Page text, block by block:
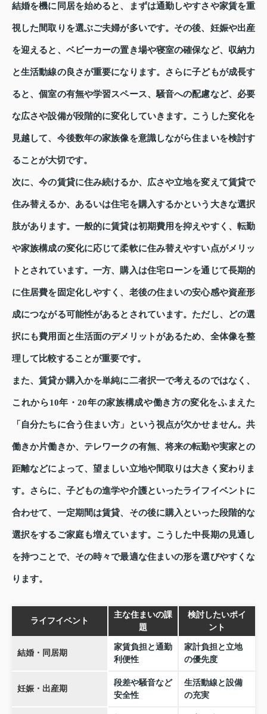
結婚を機に同居を始めると、まずは通勤しやすさや家賃を重
視した間取りを選ぶご夫婦が多いです。その後、妊娠や出産
を迎えると、ベビーカーの置き場や寝室の確保など、収納力
と生活動線の良さが重要になります。さらに子どもが成長す
ると、個室の有無や学習スペース、騒音への配慮など、必要
な広さや設備が段階的に変化していきます。こうした変化を
見越して、今後数年の家族像を意識しながら住まいを検討す
ることが大切です。
次に、今の賃貸に住み続けるか、広さや立地を変えて賃貸で
住み替えるか、あるいは住宅を購入するかという大きな選択
肢があります。一般的に賃貸は初期費用を抑えやすく、転勤
や家族構成の変化に応じて柔軟に住み替えやすい点がメリッ
トとされています。一方、購入は住宅ローンを通じて長期的
に住居費を固定化しやすく、老後の住まいの安心感や資産形
成につながる可能性があるとされています。ただし、どの選
択にも費用面と生活面のデメリットがあるため、全体像を整
理して比較することが重要です。
また、賃貸か購入かを単純に二者択一で考えるのではなく、
これから10年・20年の家族構成や働き方の変化をふまえた
「自分たちに合う住まい方」という視点が欠かせません。共
働きか片働きか、テレワークの有無、将来の転勤や実家との
距離などによって、望ましい立地や間取りは大きく変わりま
す。さらに、子どもの進学や介護といったライフイベントに
合わせて、一定期間は賃貸、その後に購入といった段階的な
選択をするご家庭も増えています。こうした中長期の見通し
を持つことで、その時々で最適な住まいの形を選びやすくな
ります。
ライフイベント
主な住まいの課
題
検討したいポイ
ント
結婚・同居期
家賃負担と通勤
利便性
家計負担と立地
の優先度
妊娠・出産期
段差や騒音など
安全性
生活動線と設備
の充実